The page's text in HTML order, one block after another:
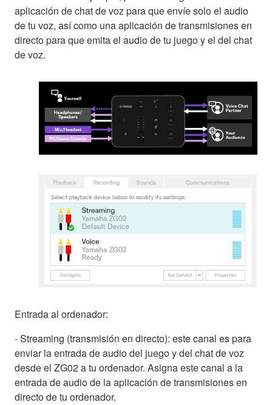
aplicación de chat de voz para que envíe solo el audio
de tu voz, así como una aplicación de transmisiones en
directo para que emita el audio de tu juego y el del chat
de voz.
Entrada al ordenador:
- Streaming (transmisión en directo): este canal es para
enviar la entrada de audio del juego y del chat de voz
desde el ZG02 a tu ordenador. Asigna este canal a la
entrada de audio de la aplicación de transmisiones en
directo de tu ordenador.